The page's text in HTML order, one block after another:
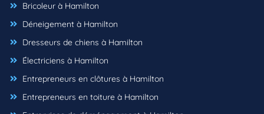
Bricoleur à Hamilton
Déneigement à Hamilton
Dresseurs de chiens à Hamilton
Électriciens à Hamilton
Entrepreneurs en clôtures à Hamilton
Entrepreneurs en toiture à Hamilton